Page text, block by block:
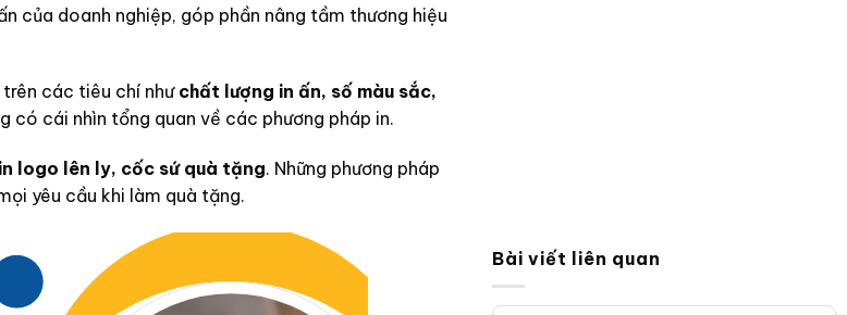
của doanh nghiệp, góp phần nâng tầm thương hiệu
các tiêu chí như chất lượng in ấn, số màu sắc,
có cái nhìn tổng quan về các phương pháp in.
logo lên ly, cốc sứ quà tặng. Những phương pháp
yêu cầu khi làm quà tặng.
Bài viết liên quan